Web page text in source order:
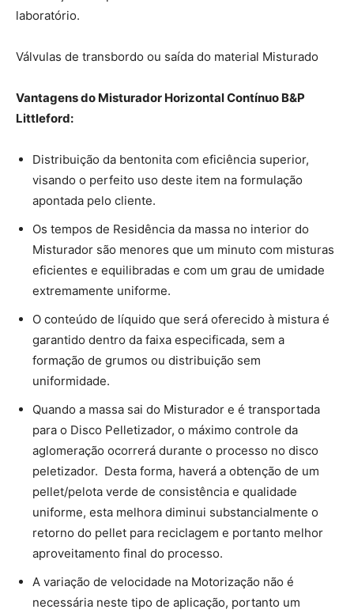
laboratório.
Válvulas de transbordo ou saída do material Misturado
Vantagens do Misturador Horizontal Contínuo B&P
Littleford:
Distribuição da bentonita com eficiência superior,
visando o perfeito uso deste item na formulação
apontada pelo cliente.
Os tempos de Residência da massa no interior do
Misturador são menores que um minuto com misturas
eficientes e equilibradas e com um grau de umidade
extremamente uniforme.
O conteúdo de líquido que será oferecido à mistura é
garantido dentro da faixa especificada, sem a
formação de grumos ou distribuição sem
uniformidade.
Quando a massa sai do Misturador e é transportada
para o Disco Pelletizador, o máximo controle da
aglomeração ocorrerá durante o processo no disco
peletizador. Desta forma, haverá a obtenção de um
pellet/pelota verde de consistência e qualidade
uniforme, esta melhora diminui substancialmente o
retorno do pellet para reciclagem e portanto melhor
aproveitamento final do processo.
A variação de velocidade na Motorização não é
necessária neste tipo de aplicação, portanto um